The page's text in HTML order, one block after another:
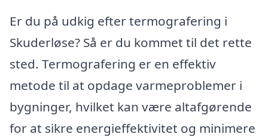
Er du på udkig efter termografering i
Skuderløse? Så er du kommet til det rette
sted. Termografering er en effektiv
metode til at opdage varmeproblemer i
bygninger, hvilket kan være altafgørende
for at sikre energieffektivitet og minimere